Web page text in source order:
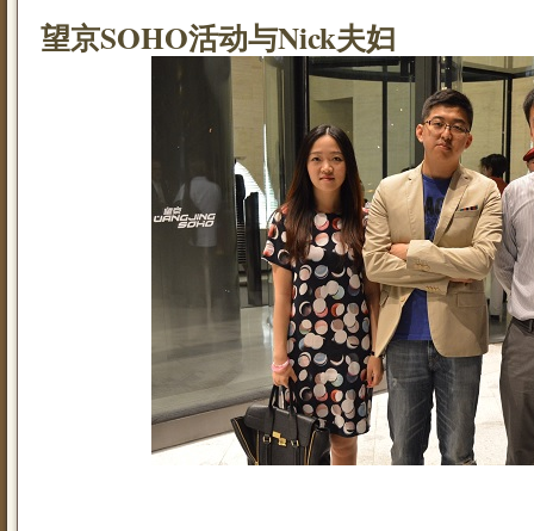
望京SOHO活动与Nick夫妇